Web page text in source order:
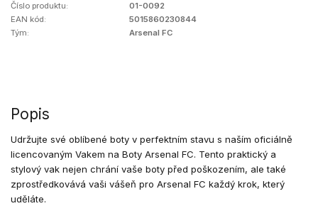
Číslo produktu:
01-0092
EAN kód:
5015860230844
Tým:
Arsenal FC
Popis
Udržujte své oblíbené boty v perfektním stavu s naším oficiálně
licencovaným Vakem na Boty Arsenal FC. Tento praktický a
stylový vak nejen chrání vaše boty před poškozením, ale také
zprostředkovává vaši vášeň pro Arsenal FC každý krok, který
uděláte.